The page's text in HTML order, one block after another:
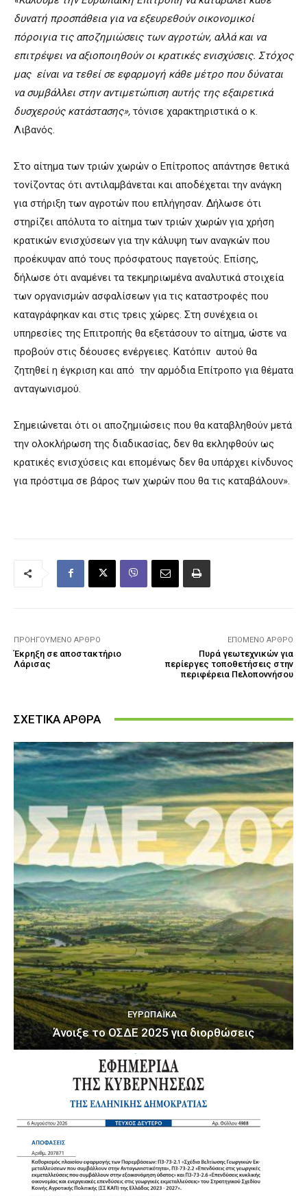
δυνατή προσπάθεια για να εξευρεθούν οικονομικοί
πόροιγια τις αποζημιώσεις των αγροτών, αλλά και να
επιτρέψει να αξιοποιηθούν οι κρατικές ενισχύσεις. Στόχος
μας είναι να τεθεί σε εφαρμογή κάθε μέτρο που δύναται
να συμβάλλει στην αντιμετώπιση αυτής της εξαιρετικά
δυσχερούς κατάστασης», τόνισε χαρακτηριστικά ο κ.
Λιβανός.
Στο αίτημα των τριών χωρών ο Επίτροπος απάντησε θετικά
τονίζοντας ότι αντιλαμβάνεται και αποδέχεται την ανάγκη
για στήριξη των αγροτών που επλήγησαν. Δήλωσε ότι
στηρίζει απόλυτα το αίτημα των τριών χωρών για χρήση
κρατικών ενισχύσεων για την κάλυψη των αναγκών που
προέκυψαν από τους πρόσφατους παγετούς. Επίσης,
δήλωσε ότι αναμένει τα τεκμηριωμένα αναλυτικά στοιχεία
των οργανισμών ασφαλίσεων για τις καταστροφές που
καταγράφηκαν και στις τρεις χώρες. Στη συνέχεια οι
υπηρεσίες της Επιτροπής θα εξετάσουν το αίτημα, ώστε να
προβούν στις δέουσες ενέργειες. Κατόπιν αυτού θα
ζητηθεί η έγκριση και από την αρμόδια Επίτροπο για θέματα
ανταγωνισμού.
Σημειώνεται ότι οι αποζημιώσεις που θα καταβληθούν μετά
την ολοκλήρωση της διαδικασίας, δεν θα εκληφθούν ως
κρατικές ενισχύσεις και επομένως δεν θα υπάρχει κίνδυνος
για πρόστιμα σε βάρος των χωρών που θα τις καταβάλουν».
ΠΡΟΗΓΟΎΜΕΝΟ ΆΡΘΡΟ
Έκρηξη σε αποστακτήριο
Λάρισας
ΕΠΌΜΕΝΟ ΆΡΘΡΟ
Πυρά γεωτεχνικών για
περίεργες τοποθετήσεις στην
περιφέρεια Πελοποννήσου
ΣΧΕΤΙΚΑ ΑΡΘΡΑ
ΕΥΡΩΠΑΪΚΆ
Άνοιξε το ΟΣΔΕ 2025 για διορθώσεις